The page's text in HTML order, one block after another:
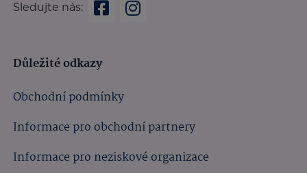
Sledujte nás:
Důležité odkazy
Obchodní podmínky
Informace pro obchodní partnery
Informace pro neziskové organizace